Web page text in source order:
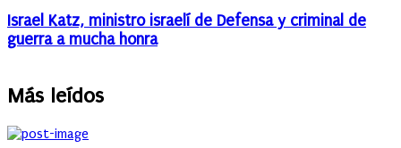
Israel Katz, ministro israelí de Defensa y criminal de
guerra a mucha honra
Más leídos